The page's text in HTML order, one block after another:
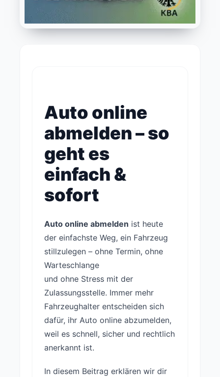
Auto online
abmelden – so
geht es
einfach &
sofort
Auto online abmelden ist heute
der einfachste Weg, ein Fahrzeug
stillzulegen – ohne Termin, ohne
Warteschlange
und ohne Stress mit der
Zulassungsstelle. Immer mehr
Fahrzeughalter entscheiden sich
dafür, ihr Auto online abzumelden,
weil es schnell, sicher und rechtlich
anerkannt ist.
In diesem Beitrag erklären wir dir